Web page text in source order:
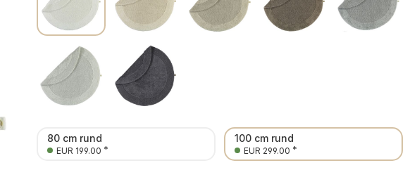
80 cm rund
EUR 199.00 *
100 cm rund
EUR 299.00 *